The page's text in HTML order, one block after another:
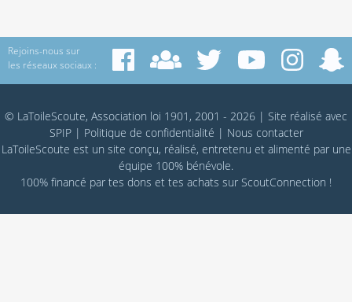
Rejoins-nous sur
les réseaux sociaux :
© LaToileScoute, Association loi 1901, 2001 - 2026 | Site réalisé avec
SPIP| Politique de confidentialité | Nous contacter
LaToileScoute est un site conçu, réalisé, entretenu et alimenté par une
équipe 100% bénévole.
100% financé par tes dons et tes achats sur ScoutConnection !